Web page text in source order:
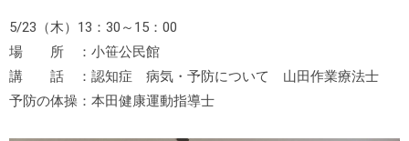
5/23（木）13：30～15：00
場 所 ：小笹公民館
講 話 ：認知症 病気・予防について 山田作業療法士
予防の体操：本田健康運動指導士